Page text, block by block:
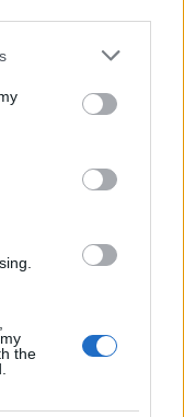
the
por ese motivo no
conoce las cosas en